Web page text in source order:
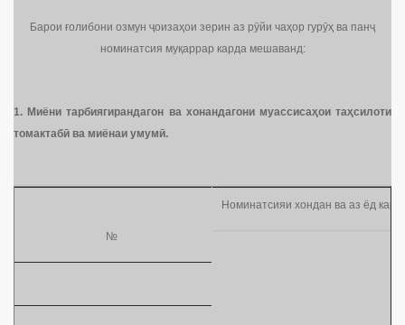
Барои ғолибони озмун ҷоизаҳои зерин аз рӯйи чаҳор гурӯҳ ва панҷ
номинатсия муқаррар карда мешаванд:
1. Миёни тарбиягирандагон ва хонандагони муассисаҳои таҳсилоти
томактабӣ ва миёнаи умумӣ.
№
Номинатсияи хондан ва аз ёд